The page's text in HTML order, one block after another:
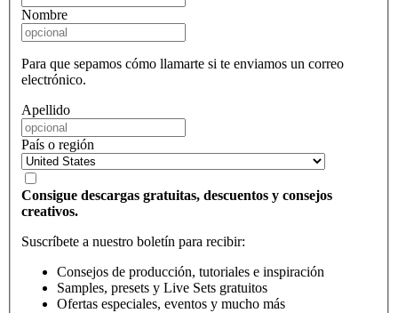
Nombre
Para que sepamos cómo llamarte si te enviamos un correo
electrónico.
Apellido
País o región
Consigue descargas gratuitas, descuentos y consejos
creativos.
Suscríbete a nuestro boletín para recibir:
Consejos de producción, tutoriales e inspiración
Samples, presets y Live Sets gratuitos
Ofertas especiales, eventos y mucho más